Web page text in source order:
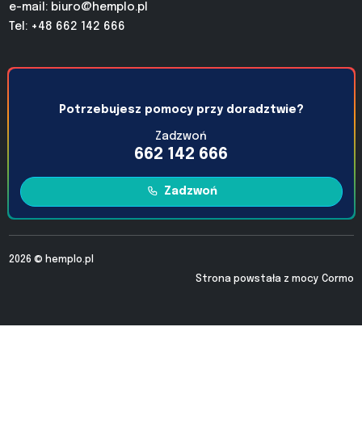
e-mail: biuro@hemplo.pl
Tel: +48 662 142 666
Potrzebujesz pomocy przy doradztwie?
Zadzwoń
662 142 666
Zadzwoń
2026 © hemplo.pl
Strona powstała z mocy Cormo